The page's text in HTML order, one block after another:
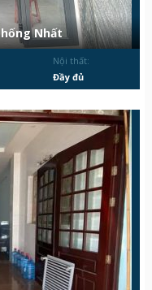
Nhất
Nội thất:
Đầy đủ